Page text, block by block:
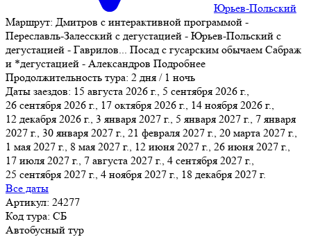
Юрьев-Польский
Маршрут: Дмитров с интерактивной программой -
Переславль-Залесский с дегустацией - Юрьев-Польский с
дегустацией - Гаврилов... Посад с гусарским обычаем Сабраж
и *дегустацией - Александров Подробнее
Продолжительность тура: 2 дня / 1 ночь
Даты заездов: 15 августа 2026 г., 5 сентября 2026 г.,
26 сентября 2026 г., 17 октября 2026 г., 14 ноября 2026 г.,
12 декабря 2026 г., 3 января 2027 г., 5 января 2027 г., 7 января
2027 г., 30 января 2027 г., 21 февраля 2027 г., 20 марта 2027 г.,
1 мая 2027 г., 8 мая 2027 г., 12 июня 2027 г., 26 июня 2027 г.,
17 июля 2027 г., 7 августа 2027 г., 4 сентября 2027 г.,
25 сентября 2027 г., 4 ноября 2027 г., 18 декабря 2027 г.
Все даты
Артикул: 24277
Код тура: СБ
Автобусный тур